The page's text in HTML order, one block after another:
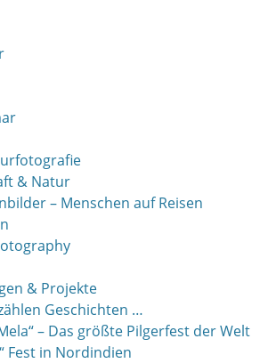
& Natur
– Menschen auf Reisen
& Projekte
Geschichten …
– Das größte Pilgerfest der Welt
Fest in Nordindien